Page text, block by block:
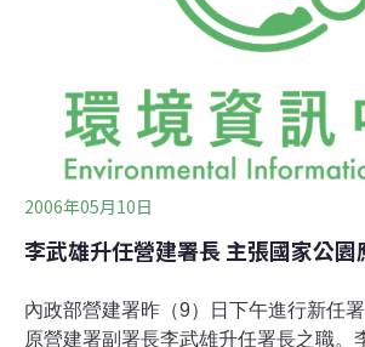
單位舉辦生態旅遊及教育參考。
2006年05月10日
李武雄升任營建署長 主張國家公園
內政部營建署昨（9）日下午進行新任
原營建署副署長李武雄升任署長之職。